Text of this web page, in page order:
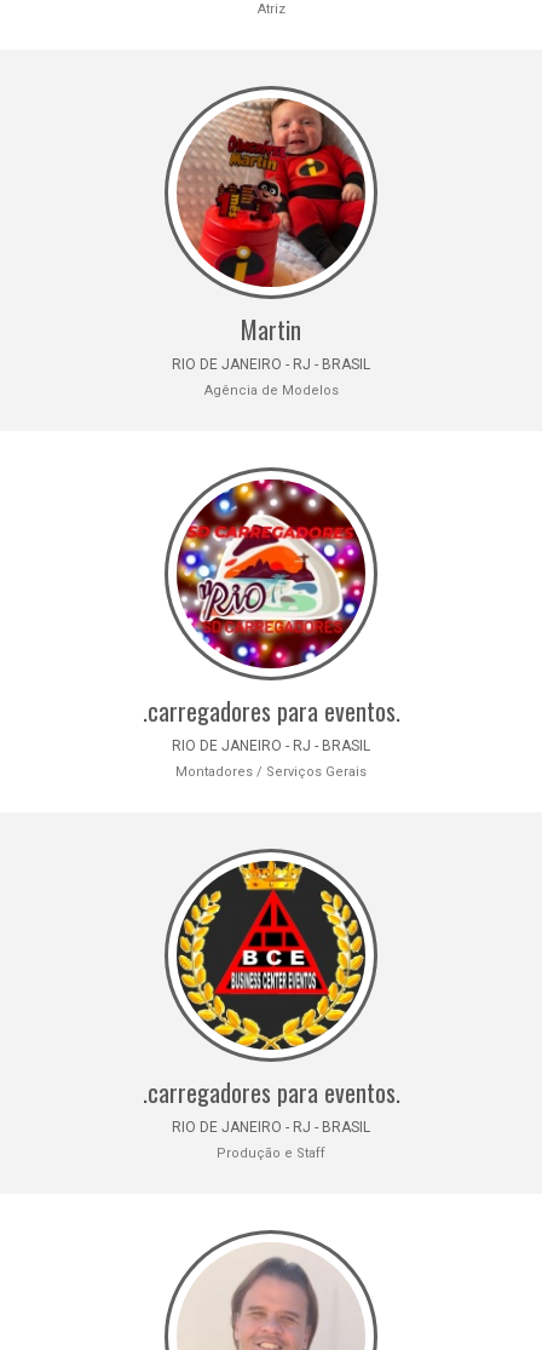
Atriz
Martin
RIO DE JANEIRO - RJ - BRASIL
Agência de Modelos
.carregadores para eventos.
RIO DE JANEIRO - RJ - BRASIL
Montadores / Serviços Gerais
.carregadores para eventos.
RIO DE JANEIRO - RJ - BRASIL
Produção e Staff